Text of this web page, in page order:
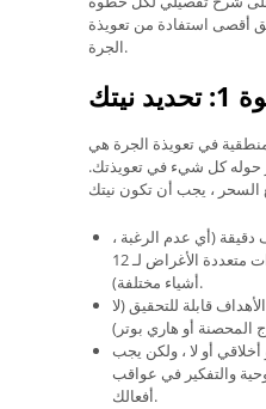
أقصى استفادة من تعويذة
الجرة.
نيتك
منطقية في تعويذة الجرة هي
حوله كل شيء في تعويذتك.
(أي عدم الرغبة ،
التعميم ، عدم وجود تعويذات متعددة الأغراض لـ 12
أشياء مختلفة).
قابلة للتحقيق (لا
أو لا ، ولكن يجب
والتفكير في عواقب
أفعالك.